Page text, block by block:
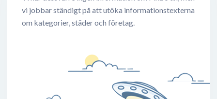
vi jobbar ständigt på att utöka informationstexterna
om kategorier, städer och företag.